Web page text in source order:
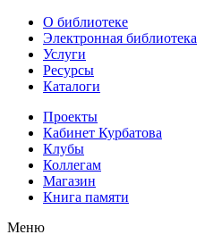
О библиотеке
Электронная библиотека
Услуги
Ресурсы
Каталоги
Проекты
Кабинет Курбатова
Клубы
Коллегам
Магазин
Книга памяти
Меню